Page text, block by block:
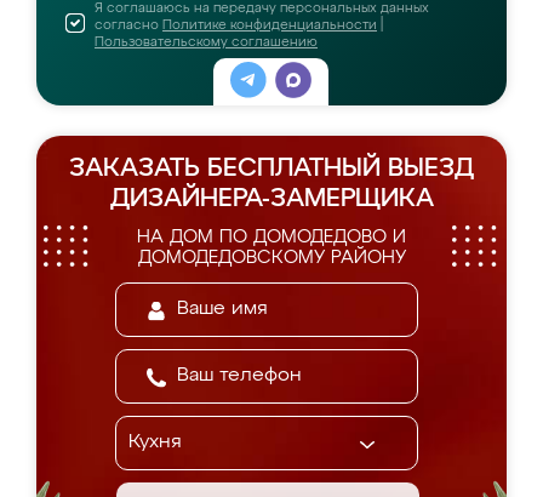
Я соглашаюсь на передачу персональных данных
согласно Политике конфиденциальности
Пользовательскому соглашению
ЗАКАЗАТЬ БЕСПЛАТНЫЙ ВЫЕЗД
ДИЗАЙНЕРА-ЗАМЕРЩИКА
НА ДОМ ПО ДОМОДЕДОВО И
ДОМОДЕДОВСКОМУ РАЙОНУ